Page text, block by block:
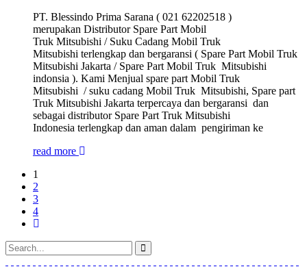
PT. Blessindo Prima Sarana ( 021 62202518 )
merupakan Distributor Spare Part Mobil
Truk Mitsubishi / Suku Cadang Mobil Truk
Mitsubishi terlengkap dan bergaransi ( Spare Part Mobil Truk
Mitsubishi Jakarta / Spare Part Mobil Truk Mitsubishi
indonsia ). Kami Menjual spare part Mobil Truk
Mitsubishi / suku cadang Mobil Truk Mitsubishi, Spare part
Truk Mitsubishi Jakarta terpercaya dan bergaransi dan
sebagai distributor Spare Part Truk Mitsubishi
Indonesia terlengkap dan aman dalam pengiriman ke
read more
1
2
3
4